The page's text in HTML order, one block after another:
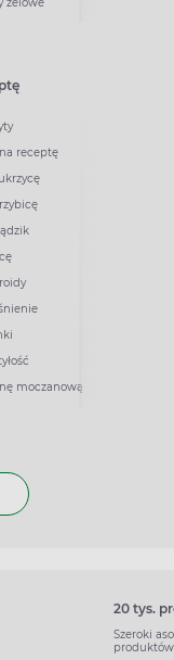
receptę
moczanową
20 tys.
Szeroki
produktów